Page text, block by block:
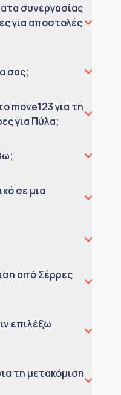
συνεργασίας
για αποστολές
σας;
move123 για τη
για Πύλα;
σε μια
από Σέρρες
επιλέξω
τη μετακόμιση